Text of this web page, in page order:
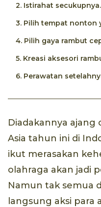
2. Istirahat secukupnya.
3. Pilih tempat nonton
4. Pilih gaya rambut
5. Kreasi aksesori
6. Perawatan
Diadakannya ajang
Asia tahun ini di
ikut merasakan
olahraga akan jadi
Namun tak semua
langsung aksi para